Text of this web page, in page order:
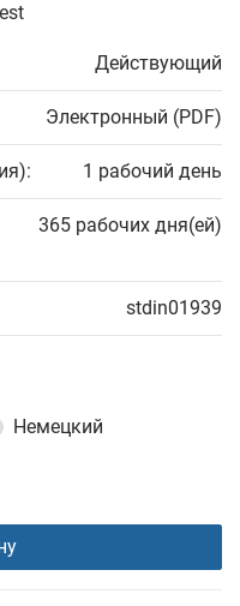
Действующий
Электронный (PDF)
1 рабочий день
365 рабочих дня(ей)
stdin01939
Немецкий